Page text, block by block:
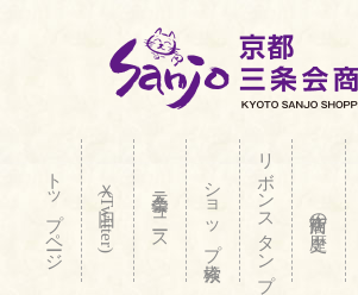
トップページ Ｘ(旧Twitter) 三条会ニュース ショップ検索 リボンスタンプ 商店街の歴史